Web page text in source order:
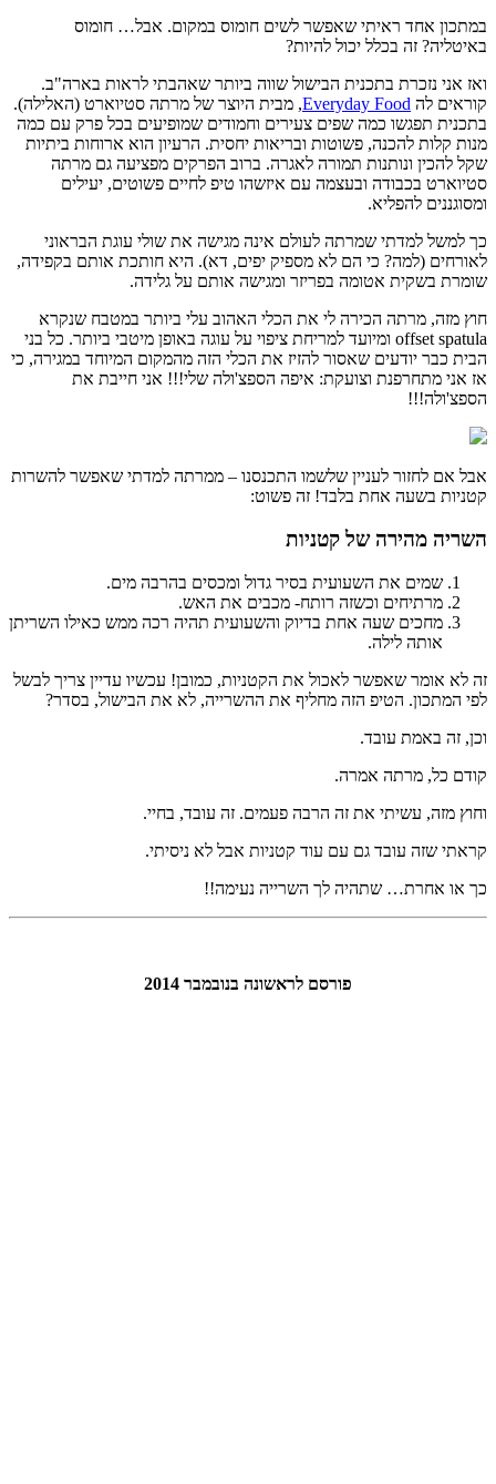
במתכון אחד ראיתי שאפשר לשים חומוס במקום. אבל… חומוס
באיטליה? זה בכלל יכול להיות?
ואז אני נזכרת בתכנית הבישול שווה ביותר שאהבתי לראות בארה"ב.
קוראים לה Everyday Food, מבית היוצר של מרתה סטיוארט (האלילה).
בתכנית תפגשו כמה שפים צעירים וחמודים שמופיעים בכל פרק עם כמה
מנות קלות להכנה, פשוטות ובריאות יחסית. הרעיון הוא ארוחות ביתיות
שקל להכין ונותנות תמורה לאגרה. ברוב הפרקים מפציעה גם מרתה
סטיוארט בכבודה ובעצמה עם איזשהו טיפ לחיים פשוטים, יעילים
ומסוגננים להפליא.
כך למשל למדתי שמרתה לעולם אינה מגישה את שולי עוגת הבראוני
לאורחים (למה? כי הם לא מספיק יפים, דא). היא חותכת אותם בקפידה,
שומרת בשקית אטומה בפריזר ומגישה אותם על גלידה.
חוץ מזה, מרתה הכירה לי את הכלי האהוב עלי ביותר במטבח שנקרא
offset spatula ומיועד למריחת ציפוי על עוגה באופן מיטבי ביותר. כל בני
הבית כבר יודעים שאסור להזיז את הכלי הזה מהמקום המיוחד במגירה, כי
אז אני מתחרפנת וצועקת: איפה הספצ'ולה שלי!!! אני חייבת את
הספצ'ולה!!!
אבל אם לחזור לעניין שלשמו התכנסנו – ממרתה למדתי שאפשר להשרות
קטניות בשעה אחת בלבד! זה פשוט:
השריה מהירה של קטניות
שמים את השעועית בסיר גדול ומכסים בהרבה מים.
מרתיחים וכשזה רותח- מכבים את האש.
מחכים שעה אחת בדיוק והשעועית תהיה רכה ממש כאילו השריתן
אותה לילה.
זה לא אומר שאפשר לאכול את הקטניות, כמובן! עכשיו עדיין צריך לבשל
לפי המתכון. הטיפ הזה מחליף את ההשרייה, לא את הבישול, בסדר?
וכן, זה באמת עובד.
קודם כל, מרתה אמרה.
וחוץ מזה, עשיתי את זה הרבה פעמים. זה עובד, בחיי.
קראתי שזה עובד גם עם עוד קטניות אבל לא ניסיתי.
כך או אחרת… שתהיה לך השרייה נעימה!!
פורסם לראשונה בנובמבר 2014